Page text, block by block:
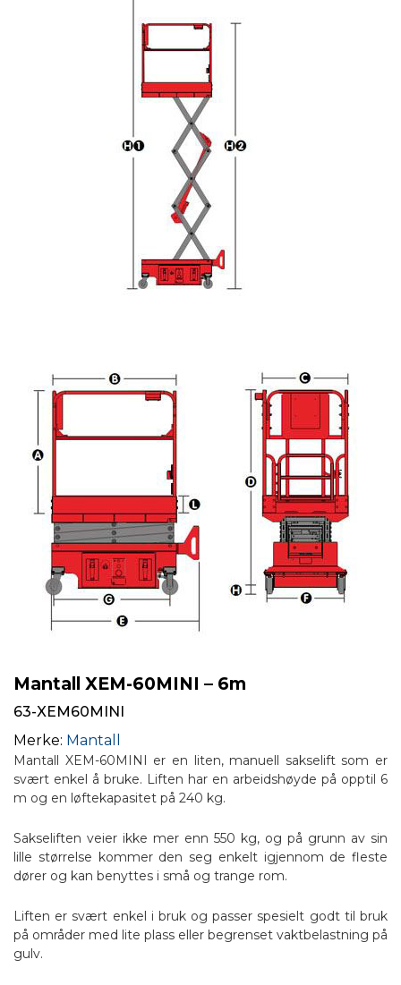
Mantall XEM-60MINI – 6m
63-XEM60MINI
Merke: Mantall
Mantall XEM-60MINI er en liten, manuell sakselift som er
svært enkel å bruke. Liften har en arbeidshøyde på opptil 6
m og en løftekapasitet på 240 kg.
Sakseliften veier ikke mer enn 550 kg, og på grunn av sin
lille størrelse kommer den seg enkelt igjennom de fleste
dører og kan benyttes i små og trange rom.
Liften er svært enkel i bruk og passer spesielt godt til bruk
på områder med lite plass eller begrenset vaktbelastning på
gulv.